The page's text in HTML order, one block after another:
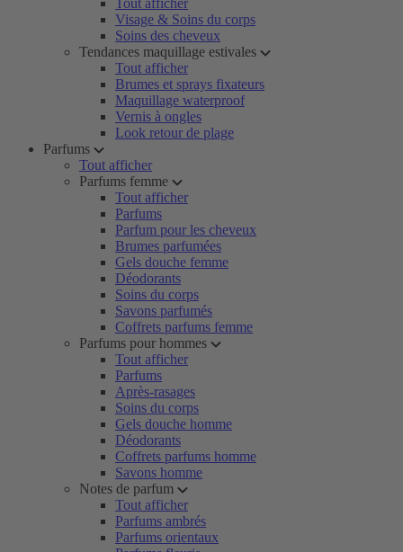
Tout afficher
Visage & Soins du corps
Soins des cheveux
Tendances maquillage estivales
Tout afficher
Brumes et sprays fixateurs
Maquillage waterproof
Vernis à ongles
Look retour de plage
Parfums
Tout afficher
Parfums femme
Tout afficher
Parfums
Parfum pour les cheveux
Brumes parfumées
Gels douche femme
Déodorants
Soins du corps
Savons parfumés
Coffrets parfums femme
Parfums pour hommes
Tout afficher
Parfums
Après-rasages
Soins du corps
Gels douche homme
Déodorants
Coffrets parfums homme
Savons homme
Notes de parfum
Tout afficher
Parfums ambrés
Parfums orientaux